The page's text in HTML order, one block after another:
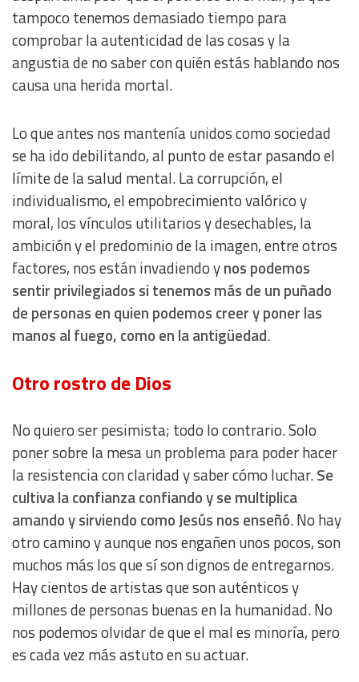
tampoco tenemos demasiado tiempo para
comprobar la autenticidad de las cosas y la
angustia de no saber con quién estás hablando nos
causa una herida mortal.
Lo que antes nos mantenía unidos como sociedad
se ha ido debilitando, al punto de estar pasando el
límite de la salud mental. La corrupción, el
individualismo, el empobrecimiento valórico y
moral, los vínculos utilitarios y desechables, la
ambición y el predominio de la imagen, entre otros
factores, nos están invadiendo ynos podemos
sentir privilegiados si tenemos más de un puñado
de personas en quien podemos creer y poner las
manos al fuego, como en la antigüedad.
Otro rostro de Dios
No quiero ser pesimista; todo lo contrario. Solo
poner sobre la mesa un problema para poder hacer
la resistencia con claridad y saber cómo luchar.Se
cultiva la confianza confiando y se multiplica
amando y sirviendo como Jesús nos enseñó. No hay
otro camino y aunque nos engañen unos pocos, son
muchos más los que sí son dignos de entregarnos.
Hay cientos de artistas que son auténticos y
millones de personas buenas en la humanidad. No
nos podemos olvidar de que el mal es minoría, pero
es cada vez más astuto en su actuar.
Measure content performance
Understand audiences through statistics or combinations
of data from different sources
Use limited data to select content
IAB Special Features:
Use precise geolocation data
Identify devices based on information actively requested
Non-IAB processing purposes:
Essential
Analytical
Functional
Advertising